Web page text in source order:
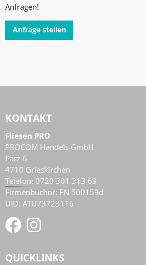
Anfragen!
Anfrage stellen
KONTAKT
Fliesen PRO
PROCOM Handels GmbH
Parz 6
4710 Grieskirchen
AT
Telefon: 0720 301 313 69
Firmenbuchnr: FN 500159d
UID: ATU73723116
QUICKLINKS